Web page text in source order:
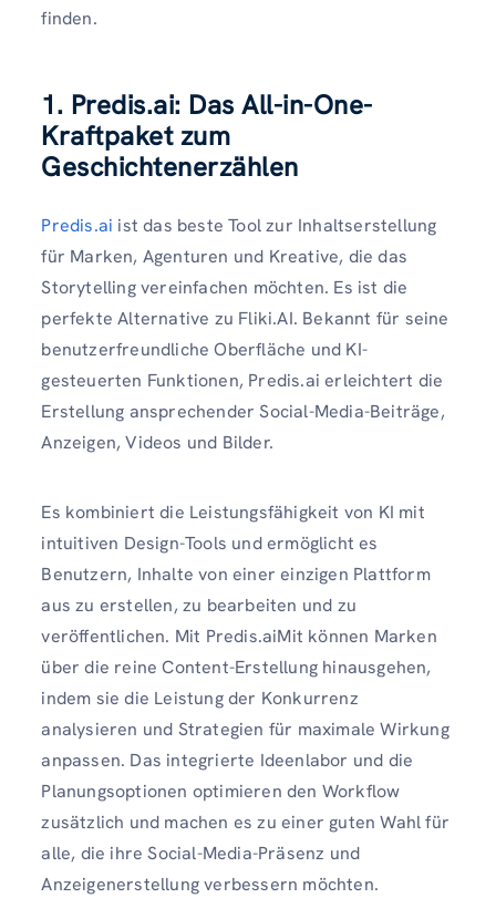
finden.
1. Predis.ai: Das All-in-One-
Kraftpaket zum
Geschichtenerzählen
Predis.ai ist das beste Tool zur Inhaltserstellung
für Marken, Agenturen und Kreative, die das
Storytelling vereinfachen möchten. Es ist die
perfekte Alternative zu Fliki.AI. Bekannt für seine
benutzerfreundliche Oberfläche und KI-
gesteuerten Funktionen, Predis.ai erleichtert die
Erstellung ansprechender Social-Media-Beiträge,
Anzeigen, Videos und Bilder.
Es kombiniert die Leistungsfähigkeit von KI mit
intuitiven Design-Tools und ermöglicht es
Benutzern, Inhalte von einer einzigen Plattform
aus zu erstellen, zu bearbeiten und zu
veröffentlichen. Mit Predis.aiMit können Marken
über die reine Content-Erstellung hinausgehen,
indem sie die Leistung der Konkurrenz
analysieren und Strategien für maximale Wirkung
anpassen. Das integrierte Ideenlabor und die
Planungsoptionen optimieren den Workflow
zusätzlich und machen es zu einer guten Wahl für
alle, die ihre Social-Media-Präsenz und
Anzeigenerstellung verbessern möchten.